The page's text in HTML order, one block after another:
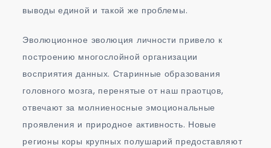
выводы единой и такой же проблемы.
Эволюционное эволюция личности привело к
построению многослойной организации
восприятия данных. Старинные образования
головного мозга, перенятые от наш праотцов,
отвечают за молниеносные эмоциональные
проявления и природное активность. Новые
регионы коры крупных полушарий предоставляют